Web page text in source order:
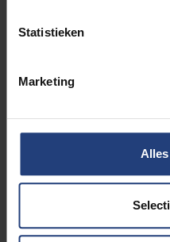
Statistieken
Marketing
radicaliseringsgolf van
Antwerps
elkaar meer en meer
scholieren.
Zowel bij voor- als
polarisatie merkbaar.